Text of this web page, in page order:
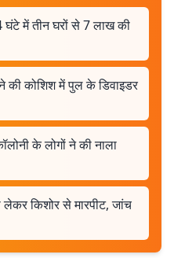
घंटे में तीन घरों से 7 लाख की
की कोशिश में पुल के डिवाइडर
के लोगों ने की नाला
लेकर किशोर से मारपीट, जांच